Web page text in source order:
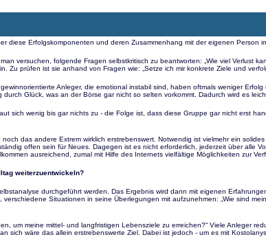
diese Erfolgskomponenten und deren Zusammenhang mit der eigenen Person
versuchen, folgende Fragen selbstkritisch zu beantworten: „Wie viel Verlust
Zu prüfen ist sie anhand von Fragen wie: „Setze ich mir konkrete Ziele und
Anleger, die emotional instabil sind, haben oftmals weniger
Glück, was an der Börse gar nicht so selten vorkommt. Dadurch wird es
sich wenig bis gar nichts zu - die Folge ist, dass diese Gruppe gar nicht erst
das andere Extrem wirklich erstrebenswert. Notwendig ist vielmehr ein
offen sein für Neues. Dagegen ist es nicht erforderlich, jederzeit über alle
ausreichend, zumal mit Hilfe des Internets vielfältige Möglichkeiten zur
weiterzuentwickeln?
durchgeführt werden. Das Ergebnis wird dann mit eigenen
Situationen in seine Überlegungen mit aufzunehmen: „Wie sind
um meine mittel- und langfristigen Lebensziele zu erreichen?“ Viele Anleger
sich wäre das allein erstrebenswerte Ziel. Dabei ist jedoch - um es mit